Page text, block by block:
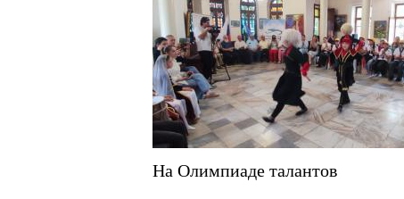
На Олимпиаде талантов